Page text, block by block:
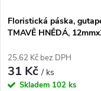
Floristická páska,
TMAVĚ HNĚDÁ,
25,62 Kč bez DPH
31 Kč/ ks
Skladem 102 ks